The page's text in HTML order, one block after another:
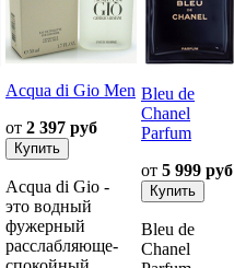
Acqua di Gio Men
от 2 397 руб
Acqua di Gio -
это водный
фужерный
расслабляюще-
Bleu de
Chanel
Parfum
от 5 999 руб
Bleu de
Chanel